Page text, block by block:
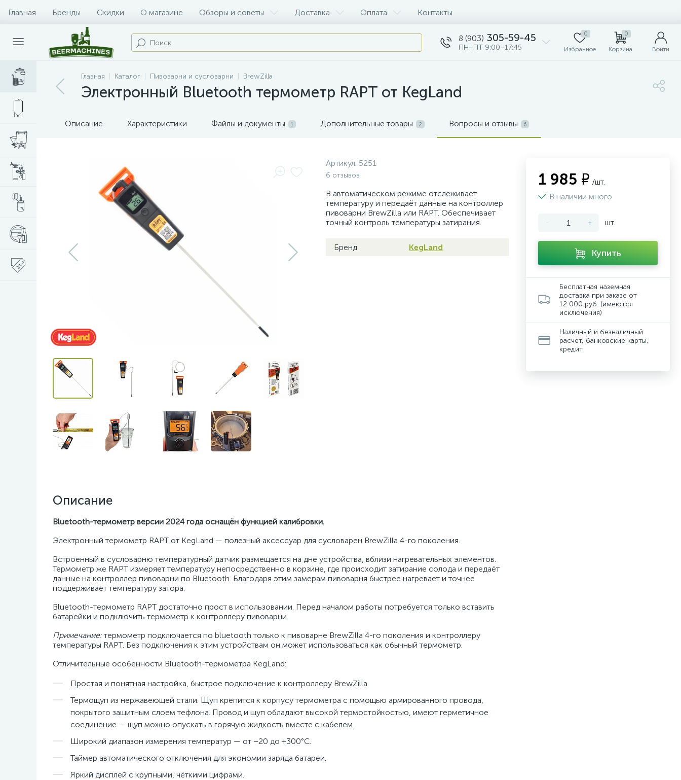
Главная Бренды Скидки О магазине Обзоры и советы Доставка Оплата Контакты
8 (903) 305-59-45
ПН–ПТ 9:00–17:45
0
Избранное
0
Корзина Войти
Главная Каталог Пивоварни и сусловарни BrewZilla
Электронный Bluetooth термометр RAPT от KegLand
Описание Характеристики Файлы и документы 1 Дополнительные товары 2 Вопросы и отзывы 6
Артикул: 5251
6 отзывов
В автоматическом режиме отслеживает
температуру и передаёт данные на контроллер
пивоварни BrewZilla или RAPT. Обеспечивает
точный контроль температуры затирания.
Бренд KegLand
Описание
Bluetooth-термометр версии 2024 года оснащён функцией калибровки.
Электронный термометр RAPT от KegLand — полезный аксессуар для сусловарен BrewZilla 4-го поколения.
Встроенный в сусловарню температурный датчик размещается на дне устройства, вблизи нагревательных элементов.
Термометр же RAPT измеряет температуру непосредственно в корзине, где происходит затирание солода и передаёт
данные на контроллер пивоварни по Bluetooth. Благодаря этим замерам пивоварня быстрее нагревает и точнее
поддерживает температуру затора.
Bluetooth-термометр RAPT достаточно прост в использовании. Перед началом работы потребуется только вставить
батарейки и подключить термометр к контроллеру пивоварни.
Примечание:термометр подключается по bluetooth только к пивоварне BrewZilla 4-го поколения и контроллеру
температуры RAPT. Без подключения к этим устройствам он может использоваться как обычный термометр.
Отличительные особенности Bluetooth-термометра KegLand:
Простая и понятная настройка, быстрое подключение к контроллеру BrewZilla.
Термощуп из нержавеющей стали. Щуп крепится к корпусу термометра с помощью армированного провода,
покрытого защитным слоем тефлона. Провод и щуп обладают высокой термостойкостью, имеют герметичное
соединение — щуп можно опускать в горячую жидкость вместе с кабелем.
Широкий диапазон измерения температур — от –20 до +300°С.
Таймер автоматического отключения для экономии заряда батареи.
Яркий дисплей с крупными, чёткими цифрами.
1 985 ₽ /шт.
В наличии много
- + шт.
Купить
Бесплатная наземная
доставка при заказе от
12 000 руб. (имеются
исключения)
Наличный и безналичный
расчет, банковские карты,
кредит